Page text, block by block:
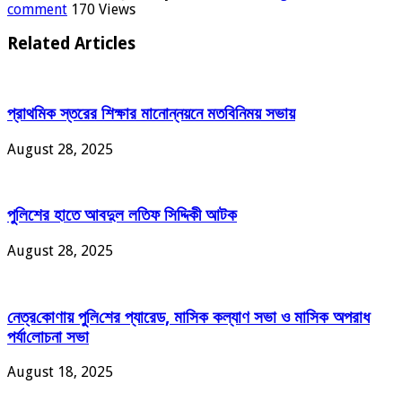
comment 170 Views
Related Articles
প্রাথমিক স্তরের শিক্ষার মানোন্নয়নে মতবিনিময় সভায়
August 28, 2025
পুলিশের হাতে আবদুল লতিফ সিদ্দিকী আটক
August 28, 2025
নেত্র‌কোণায় পু‌লি‌শের প্যারেড, মাসিক কল্যাণ সভা ও মাসিক অপরাধ
পর্যা‌লোচনা সভা
August 18, 2025